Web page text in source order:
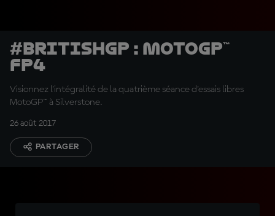
#BritishGP : MotoGP™
FP4
Visionnez l'intégralité de la quatrième séance d'essais libres
MotoGP™ à Silverstone.
26 août 2017
PARTAGER